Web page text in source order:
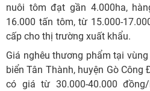
nuôi tôm đạt gần 4.000ha,
16.000 tấn tôm, từ 15.000-
cấp cho thị trường xuất khẩu.
Giá nghêu thương phẩm tại
biển Tân Thành, huyện Gò
có giá từ 30.000-40.000